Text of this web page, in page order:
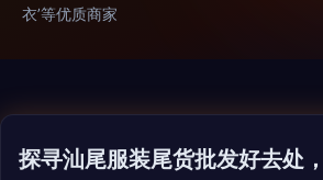
衣’等优质商家
探寻汕尾服装尾货批发好去处